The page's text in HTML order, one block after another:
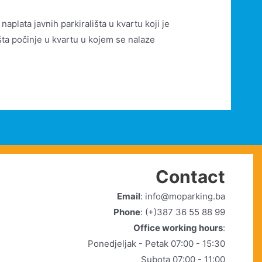
javnih parkirališta u kvartu koji je
počinje u kvartu u kojem se nalaze
Contact
Email: info@moparking.ba
Phone: (+)387 36 55 88 99
Office working hours:
Ponedjeljak - Petak 07:00 - 15:30
Subota 07:00 - 11:00